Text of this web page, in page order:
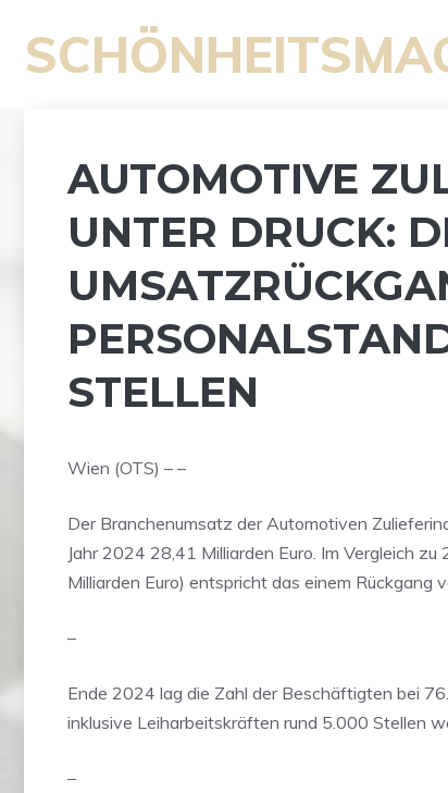
Inhalt
springen
AUTOMOTIVE
UNTER DRUCK:
STELLEN
Wien (OTS) – –
Der Branchenumsatz der Automotiven
Jahr 2024 28,41 Milliarden Euro. Im Vergleich zu
Milliarden Euro) entspricht das einem Rückgang
–
Ende 2024 lag die Zahl der Beschäftigten bei
inklusive Leiharbeitskräften rund 5.000 Stellen
–